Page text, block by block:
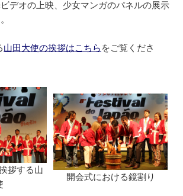
デオの上映、少女マンガのパネルの展示
山田大使の挨拶はこちら をご覧くださ
拶する山
開会式における鏡割り